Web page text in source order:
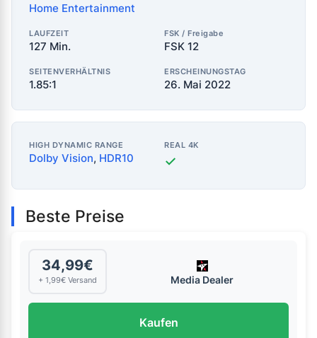
Home Entertainment
LAUFZEIT
127 Min.
FSK / Freigabe
FSK 12
SEITENVERHÄLTNIS
1.85:1
ERSCHEINUNGSTAG
26. Mai 2022
HIGH DYNAMIC RANGE
Dolby Vision, HDR10
REAL 4K
✓
Beste Preise
Media Dealer
34,99€
+ 1,99€ Versand
Kaufen